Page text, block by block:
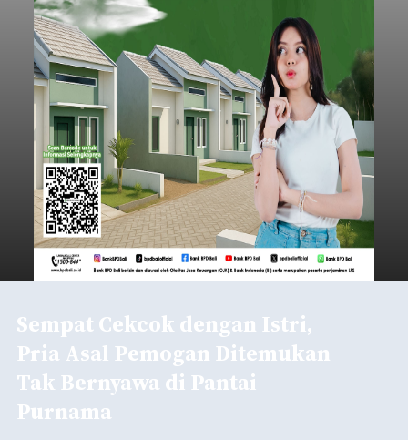
Sempat Cekcok dengan Istri,
Pria Asal Pemogan Ditemukan
Tak Bernyawa di Pantai
Purnama